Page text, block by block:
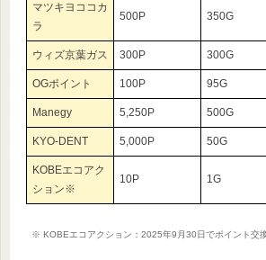
マツキヨココカ
ラ
500P 350G
ウィズ京葉ガス 300P 300G
OGポイント 100P 95G
Manegy 5,250P 500G
KYO-DENT 5,000P 50G
KOBEエコアク
ション※
10P 1G
※ KOBEエコアクション：2025年9月30日でポイント交